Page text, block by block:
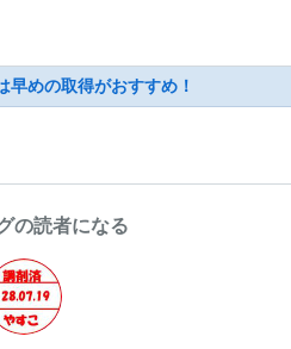
早めの取得がおすすめ！
の読者になる